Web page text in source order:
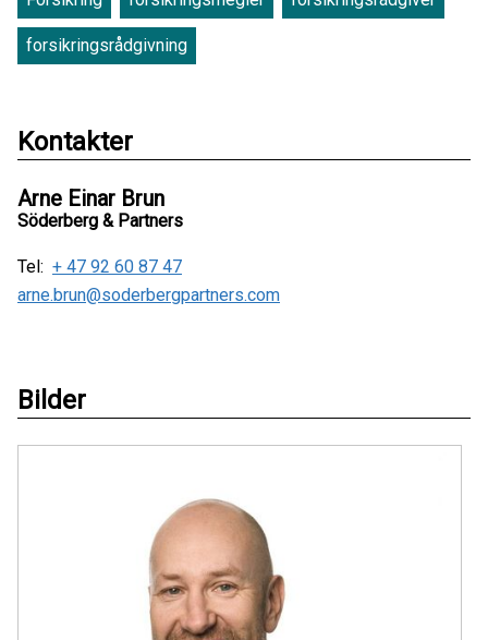
forsikringsrådgivning
Kontakter
Arne Einar Brun
Söderberg & Partners
Tel: + 47 92 60 87 47
arne.brun@soderbergpartners.com
Bilder